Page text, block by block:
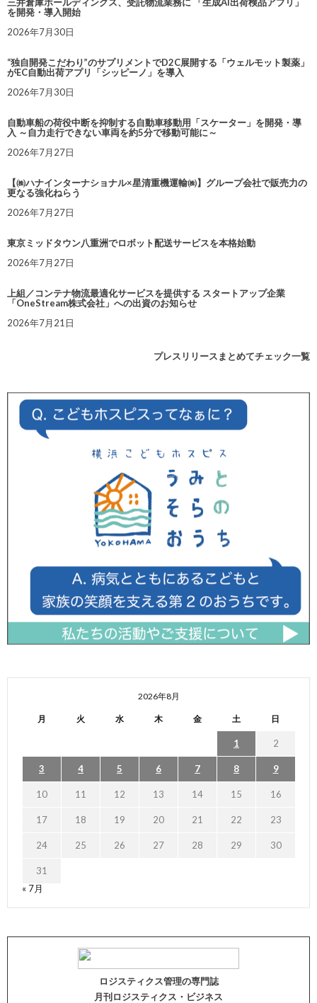
三井倉庫ホールディングス、受託物流業務に 「生成AI出荷検品アプリ」
を開発・導入開始
2026年7月30日
“独自開発こだわり”のサプリメントでD2C展開する「ウェルモット製薬」
がEC自動出荷アプリ「シッピーノ」を導入
2026年7月30日
自動車船の荷役中断を抑制する自動車移動用「スケーター」を開発・導
入 ～自力走行できない車両を約5分で移動可能に～
2026年7月27日
【㈱ハナインターナショナル×星清重機運輸㈱】グループ会社で販売力の
更なる強化ねらう
2026年7月27日
東京ミッドタウン八重洲でロボット配送サービスを本格始動
2026年7月27日
上組／コンテナ物流最適化サービスを提供する スタートアップ企業
「OneStream株式会社」への出資のお知らせ
2026年7月21日
プレスリリースまとめてチェック一覧
2026年8月
月 火 水 木 金 土 日
1 2
3 4 5 6 7 8 9
10 11 12 13 14 15 16
17 18 19 20 21 22 23
24 25 26 27 28 29 30
31
« 7月
ロジスティクス管理の専門誌
月刊ロジスティクス・ビジネス